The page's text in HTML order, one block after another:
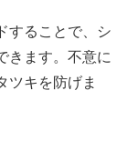
することで、シ
きます。不意に
ツキを防げま